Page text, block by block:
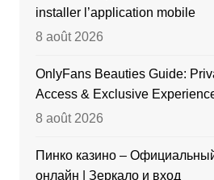
installer l’application mobile
8 août 2026
OnlyFans Beauties Guide:
Access & Exclusive
8 août 2026
Пинко казино –
онлайн | Зеркало и вход